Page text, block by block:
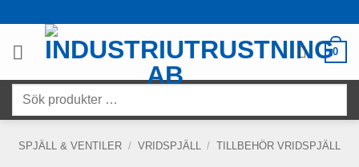
content
0
Sök
produkter
SPJÄLL & VENTILER / VRIDSPJÄLL / TILLBEHÖR VRIDSPJÄLL